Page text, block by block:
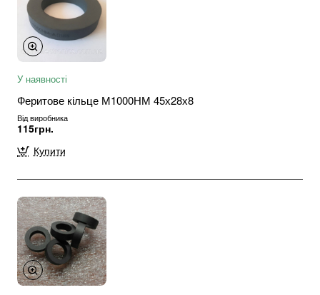
У наявності
Феритове кільце М1000НМ 45х28х8
Від виробника
115грн.
Купити